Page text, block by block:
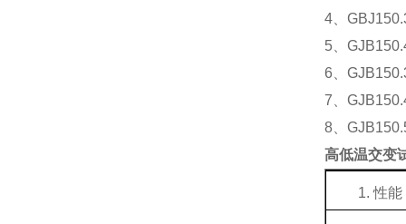
4、
5、
6、
7、
8、
高低温交变
1.性能